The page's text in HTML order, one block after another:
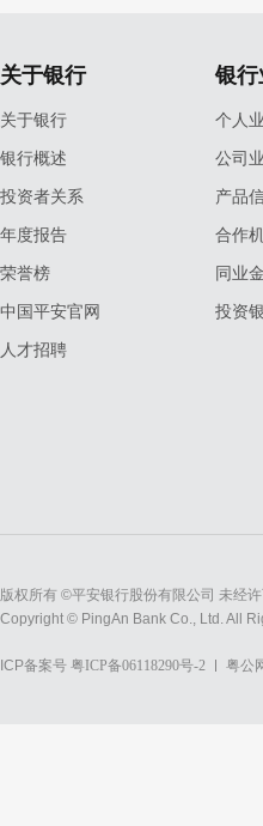
关于银行
关于银行
银行概述
投资者关系
年度报告
荣誉榜
中国平安官网
人才招聘
银行
个人
公司
产品
合作
同业
投资
版权所有 ©平安银行股份有限公司 未经
Copyright © PingAn Bank Co., Ltd. All
ICP备案号 粤ICP备06118290号-2 粤公